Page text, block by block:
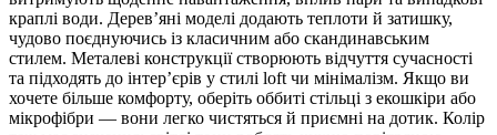
краплі води. Дерев’яні моделі додають теплоти й затишку,
чудово поєднуючись із класичним або скандинавським
стилем. Металеві конструкції створюють відчуття сучасності
та підходять до інтер’єрів у стилі loft чи мінімалізм. Якщо ви
хочете більше комфорту, оберіть оббиті стільці з екошкіри або
мікрофібри — вони легко чистяться й приємні на дотик. Колір